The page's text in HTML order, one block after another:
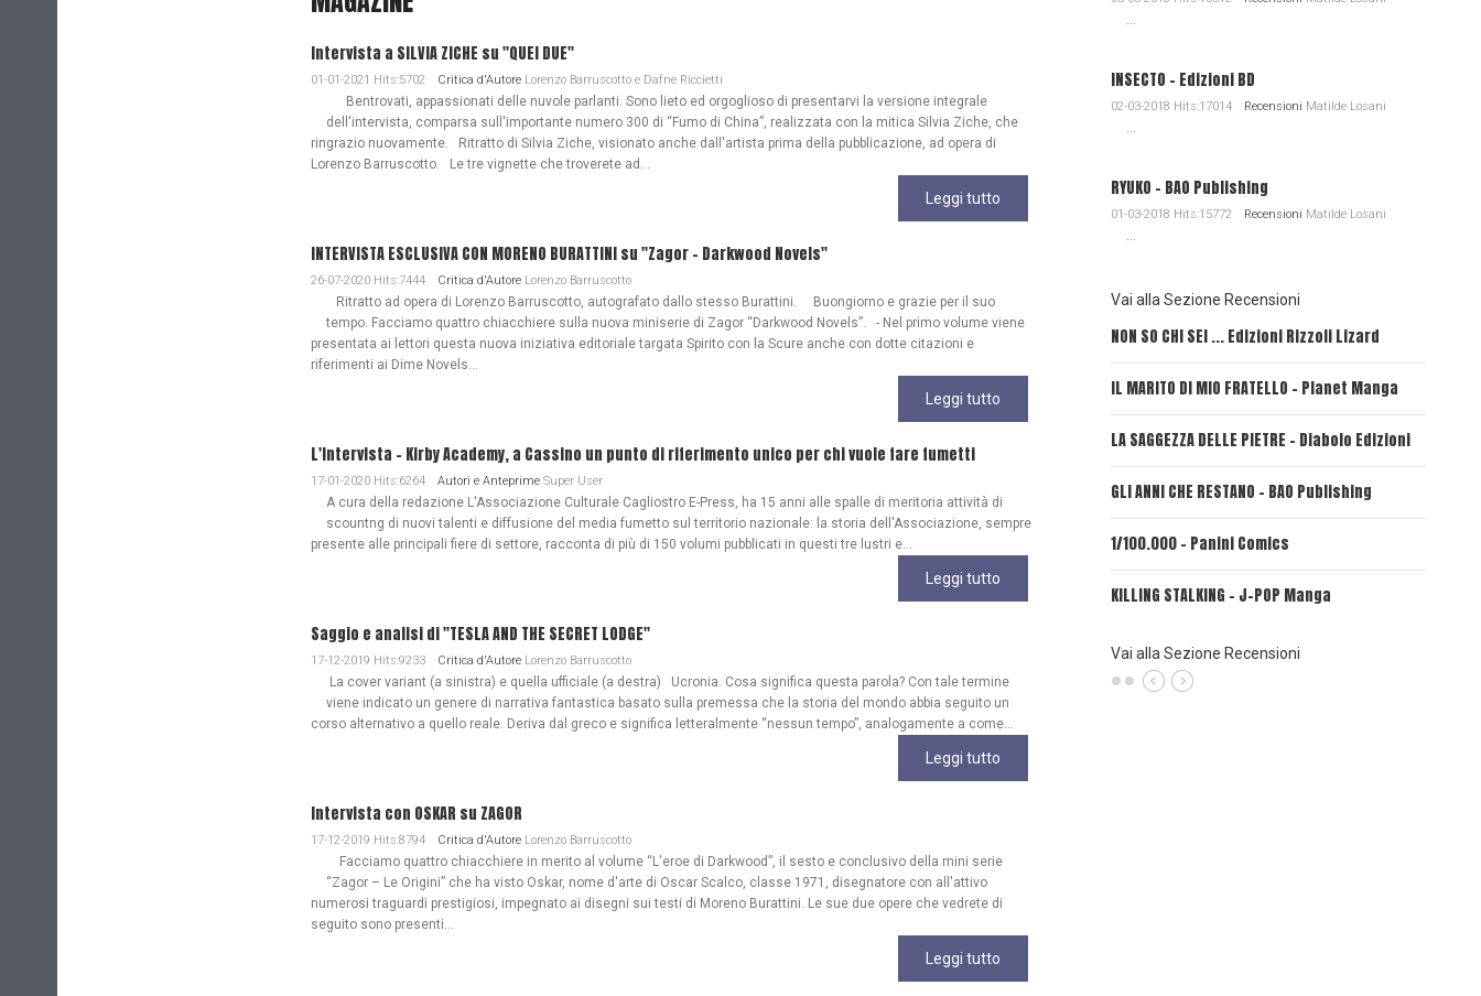
Intervista a SILVIA ZICHE su "QUEI DUE"
01-01-2021 Hits:5702 Critica d'AutoreLorenzo Barruscotto e Dafne Riccietti
Bentrovati, appassionati delle nuvole parlanti. Sono lieto ed orgoglioso di presentarvi la versione integrale
dell'intervista, comparsa sull'importante numero 300 di “Fumo di China”, realizzata con la mitica Silvia Ziche, che
ringrazio nuovamente. Ritratto di Silvia Ziche, visionato anche dall'artista prima della pubblicazione, ad opera di
Lorenzo Barruscotto. Le tre vignette che troverete ad...
Leggi tutto
INTERVISTA ESCLUSIVA CON MORENO BURATTINI su "Zagor - Darkwood Novels"
26-07-2020 Hits:7444 Critica d'AutoreLorenzo Barruscotto
Ritratto ad opera di Lorenzo Barruscotto, autografato dallo stesso Burattini. Buongiorno e grazie per il suo
tempo. Facciamo quattro chiacchiere sulla nuova miniserie di Zagor “Darkwood Novels”. - Nel primo volume viene
presentata ai lettori questa nuova iniziativa editoriale targata Spirito con la Scure anche con dotte citazioni e
riferimenti ai Dime Novels...
Leggi tutto
L'Intervista - Kirby Academy, a Cassino un punto di riferimento unico per chi vuole fare fumetti
17-01-2020 Hits:6264 Autori e AnteprimeSuper User
A cura della redazione L'Associazione Culturale Cagliostro E-Press, ha 15 anni alle spalle di meritoria attività di
scountng di nuovi talenti e diffusione del media fumetto sul territorio nazionale: la storia dell'Associazione, sempre
presente alle principali fiere di settore, racconta di più di 150 volumi pubblicati in questi tre lustri e...
Leggi tutto
Saggio e analisi di "TESLA AND THE SECRET LODGE"
17-12-2019 Hits:9233 Critica d'AutoreLorenzo Barruscotto
La cover variant (a sinistra) e quella ufficiale (a destra) Ucronia. Cosa significa questa parola? Con tale termine
viene indicato un genere di narrativa fantastica basato sulla premessa che la storia del mondo abbia seguito un
corso alternativo a quello reale. Deriva dal greco e significa letteralmente “nessun tempo”, analogamente a come...
Leggi tutto
Intervista con OSKAR su ZAGOR
17-12-2019 Hits:8794 Critica d'AutoreLorenzo Barruscotto
Facciamo quattro chiacchiere in merito al volume “L'eroe di Darkwood”, il sesto e conclusivo della mini serie
“Zagor – Le Origini” che ha visto Oskar, nome d'arte di Oscar Scalco, classe 1971, disegnatore con all'attivo
numerosi traguardi prestigiosi, impegnato ai disegni sui testi di Moreno Burattini. Le sue due opere che vedrete di
seguito sono presenti...
Leggi tutto
...
INSECTO - Edizioni BD
02-03-2018 Hits:17014 Recensioni Matilde Losani
...
RYUKO - BAO Publishing
01-03-2018 Hits:15772 Recensioni Matilde Losani
...
Vai alla Sezione Recensioni
NON SO CHI SEI ... Edizioni Rizzoli Lizard
IL MARITO DI MIO FRATELLO - Planet Manga
LA SAGGEZZA DELLE PIETRE - Diabolo Edizioni
GLI ANNI CHE RESTANO - BAO Publishing
1/100.000 - Panini Comics
KILLING STALKING - J-POP Manga
Vai alla Sezione Recensioni